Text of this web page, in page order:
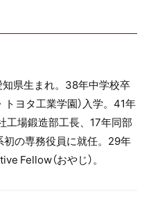
県生まれ。38年中学校卒
ヨタ工業学園）入学。41年
工場鍛造部工長、17年同部
の専務役員に就任。29年
Fellow（おやじ）。